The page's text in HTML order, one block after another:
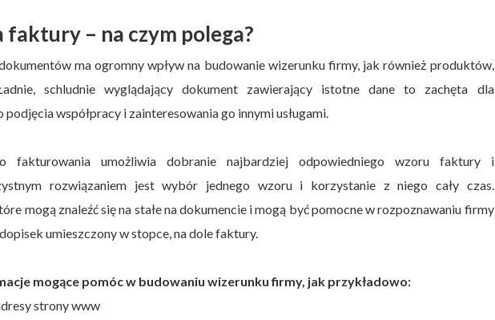
faktury – na czym polega?
ma ogromny wpływ na budowanie wizerunku firmy, jak również produktów,
schludnie wyglądający dokument zawierający istotne dane to zachęta dla
współpracy i zainteresowania go innymi usługami.
fakturowania umożliwia dobranie najbardziej odpowiedniego wzoru faktury i
rozwiązaniem jest wybór jednego wzoru i korzystanie z niego cały czas.
mogą znaleźć się na stałe na dokumencie i mogą być pomocne w rozpoznawaniu firmy
umieszczony w stopce, na dole faktury.
mogące pomóc w budowaniu wizerunku firmy, jak przykładowo:
strony www